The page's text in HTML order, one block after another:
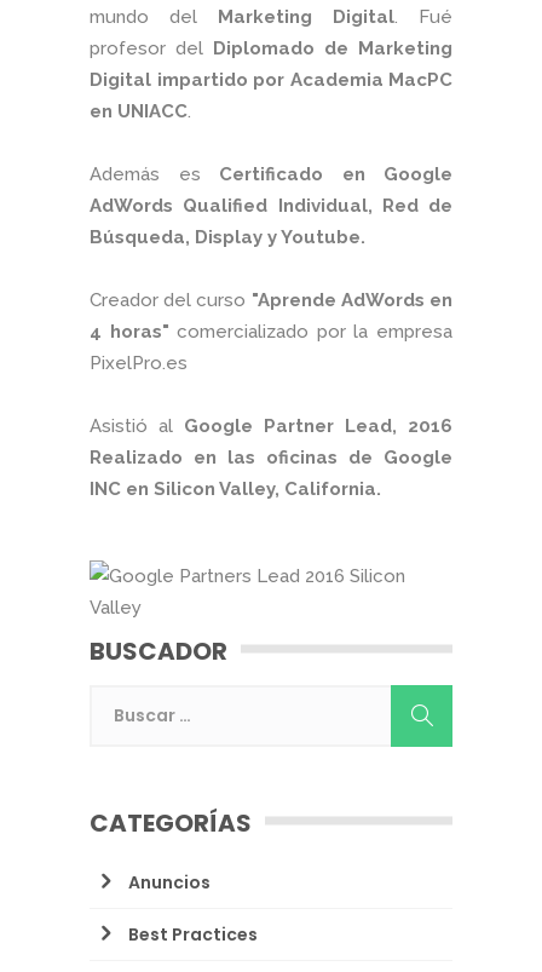
mundo del Marketing Digital . Fué
profesor del Diplomado de Marketing
Digital impartido por Academia MacPC
en UNIACC
Además es Certificado en Google
AdWords Qualified Individual, Red de
Búsqueda, Display y Youtube.
Creador del curso "Aprende AdWords en
4 horas" comercializado por la empresa
PixelPro.es
Asistió al Google Partner Lead, 2016
Realizado en las oficinas de Google
INC en Silicon Valley, California.
BUSCADOR
CATEGORÍAS
Anuncios
Best Practices